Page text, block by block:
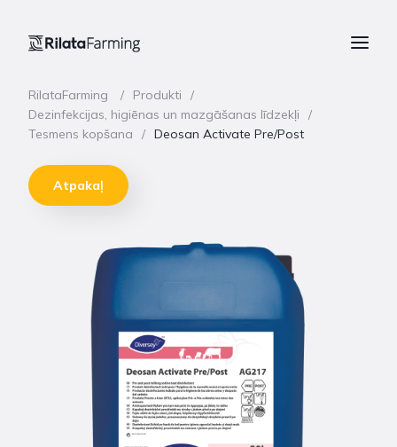
RilataFarming
Produkti
Dezinfekcijas, higiēnas un mazgāšanas līdzekļi
Tesmens kopšana
Deosan Activate Pre/Post
Atpakaļ